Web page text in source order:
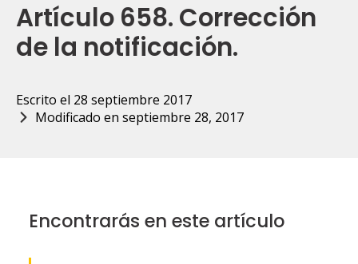
Artículo 658. Corrección
de la notificación.
Escrito el 28 septiembre 2017
Modificado en septiembre 28, 2017
Encontrarás en este artículo